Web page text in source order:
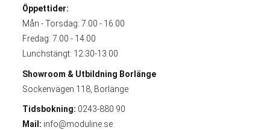
Öppettider:
Mån - Torsdag: 7.00 - 16.00
Fredag: 7.00 - 14.00
Lunchstängt: 12.30-13.00
Showroom & Utbildning Borlänge
Sockenvägen 118, Borlänge
Tidsbokning: 0243-880 90
Mail: info@moduline.se